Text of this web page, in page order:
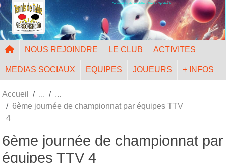
Convivialité - Accessibilité - Mixité - Sportivité
NOUS REJOINDRE LE CLUB ACTIVITES
MEDIAS SOCIAUX EQUIPES JOUEURS + INFOS
Accueil
6ème journée de championnat par équipes TTV
4
6ème journée de championnat par
équipes TTV 4
Panneau de gestion des cookies